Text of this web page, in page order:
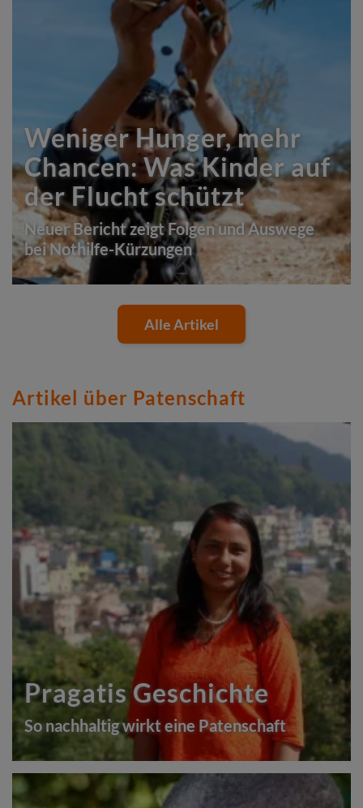
Weniger Hunger, mehr
Chancen: Was Kinder auf
der Flucht schützt
Neuer Bericht zeigt Folgen und Auswege
bei Nothilfe-Kürzungen
Alle Artikel
Artikel über Patenschaft
Pragatis Geschichte
So nachhaltig wirkt eine Patenschaft